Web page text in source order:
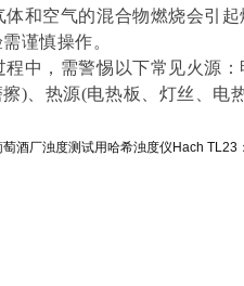
体和空气的混合物燃烧会引
谨慎操作。
程中，需警惕以下常见火源
)、热源(电热板、灯丝、电
萄酒厂浊度测试用哈希浊度仪Hach TL23